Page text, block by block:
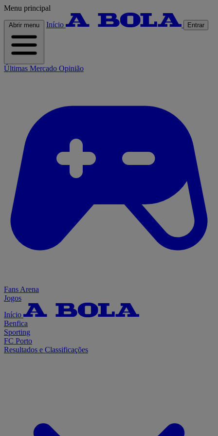
Menu principal
Abrir menu Início Entrar
Últimas Mercado Opinião
Fans Arena
Jogos
Início
Benfica
Sporting
FC Porto
Resultados e Classificações